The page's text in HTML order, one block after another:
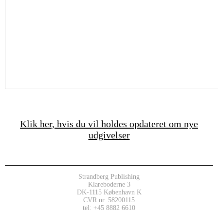
Klik her, hvis du vil holdes opdateret om nye
udgivelser
Strandberg Publishing
Klareboderne 3
DK-1115 København K
CVR nr. 58200115
tel: +45 8882 6610